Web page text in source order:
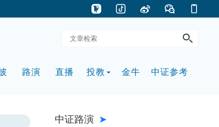
路演 直播 投教 金牛 中证参考
中证路演